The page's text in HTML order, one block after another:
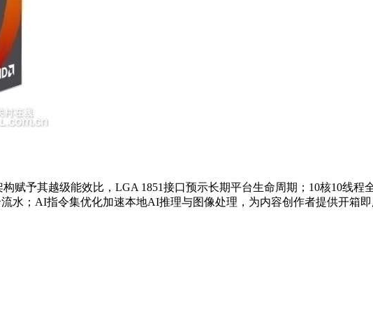
赋予其越级能效比，LGA 1851接口预示长期平台生命周期；10核10线
水；AI指令集优化加速本地AI推理与图像处理，为内容创作者提供开箱